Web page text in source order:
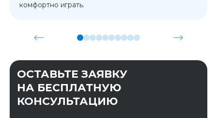
комфортно играть.
ОСТАВЬТЕ ЗАЯВКУ
НА БЕСПЛАТНУЮ
КОНСУЛЬТАЦИЮ